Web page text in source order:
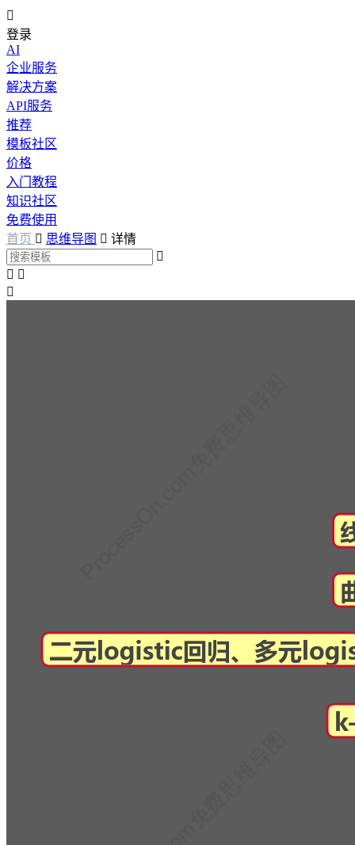

登录
AI
企业服务
解决方案
API服务
推荐
模板社区
价格
入门教程
知识社区
免费使用
首页  思维导图  详情

 
